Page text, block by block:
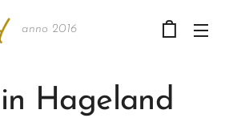
anno 2016
Hageland